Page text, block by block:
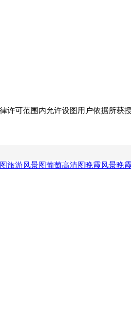
可范围内允许设图用户依据所获
旅游风景图葡萄高清图晚霞风景晚